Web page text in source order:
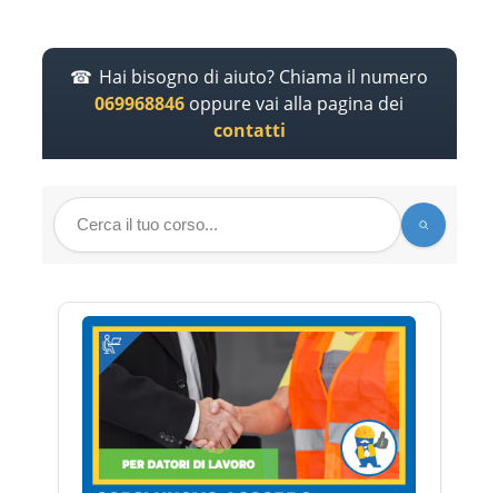
Hai bisogno di aiuto? Chiama il numero
069968846 oppure vai alla pagina dei
contatti